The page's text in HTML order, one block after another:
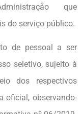
que
do serviço público.
de pessoal a ser
seletivo, sujeito à
dos respectivos
oficial, observando-